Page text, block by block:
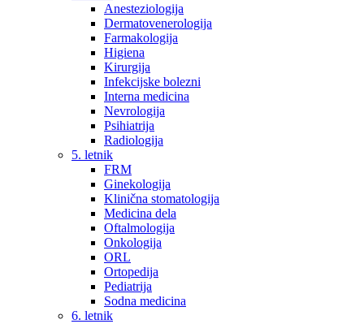
Anesteziologija
Dermatovenerologija
Farmakologija
Higiena
Kirurgija
Infekcijske bolezni
Interna medicina
Nevrologija
Psihiatrija
Radiologija
5. letnik
FRM
Ginekologija
Klinična stomatologija
Medicina dela
Oftalmologija
Onkologija
ORL
Ortopedija
Pediatrija
Sodna medicina
6. letnik